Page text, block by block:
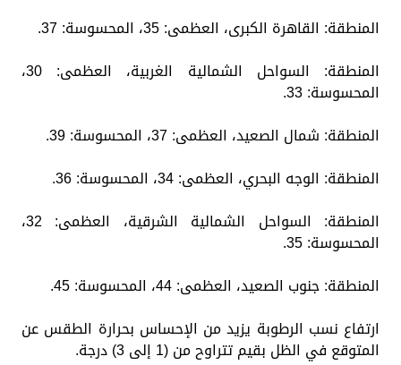
المنطقة: القاهرة الكبرى، العظمى: 35، المحسوسة: 37.
المنطقة: السواحل الشمالية الغربية، العظمى: 30،
المحسوسة: 33.
المنطقة: شمال الصعيد، العظمى: 37، المحسوسة: 39.
المنطقة: الوجه البحري، العظمى: 34، المحسوسة: 36.
المنطقة: السواحل الشمالية الشرقية، العظمى: 32،
المحسوسة: 35.
المنطقة: جنوب الصعيد، العظمى: 44، المحسوسة: 45.
​ارتفاع نسب الرطوبة يزيد من الإحساس بحرارة الطقس عن
المتوقع في الظل بقيم تتراوح من (1 إلى 3) درجة.